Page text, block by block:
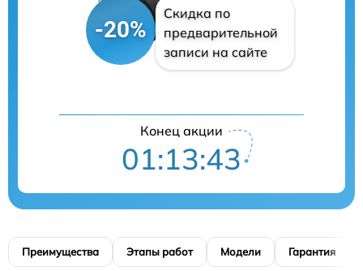
-20%
Скидка по
предварительной
записи на сайте
Конец акции
01:13:42
Преимущества Этапы работ Модели Гарантия